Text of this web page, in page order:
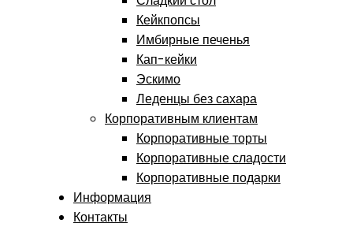
Кейкпопсы
Имбирные печенья
Кап-кейки
Эскимо
Леденцы без сахара
Корпоративным клиентам
Корпоративные торты
Корпоративные сладости
Корпоративные подарки
Информация
Контакты